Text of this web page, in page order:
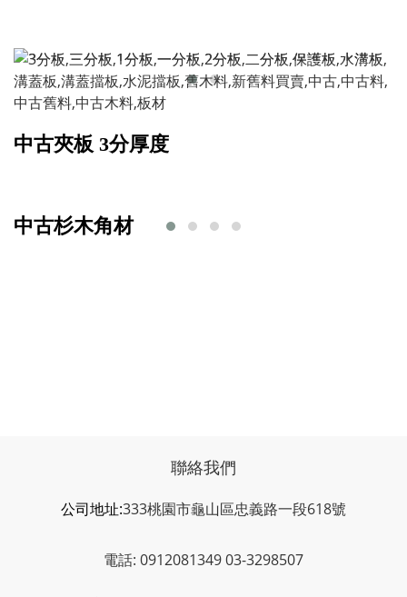
中古夾板 3分厚度
中古杉木角材
聯絡我們
公司地址:333桃園市龜山區忠義路一段618號
電話: 0912081349 03-3298507